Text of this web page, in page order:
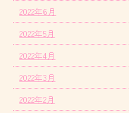
2022年6月
2022年5月
2022年4月
2022年3月
2022年2月